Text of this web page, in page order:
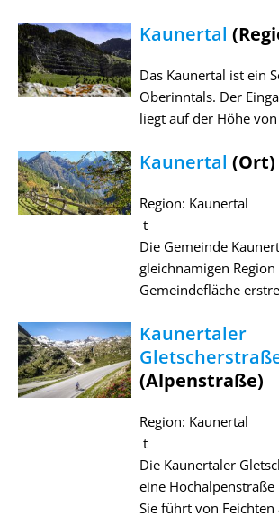
Kaunertal
Das Kaunertal ist ein
Oberinntals. Der
liegt auf der Höhe
Kaunertal (Ort)
Region: Kaunertal
t
Die Gemeinde
gleichnamigen
Gemeindefläche
Kaunertaler
(Alpenstraße)
Region: Kaunertal
t
Die Kaunertaler
eine
Sie führt von Feichten